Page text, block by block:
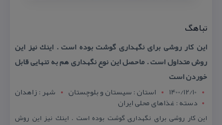
تباهگ
این كار روشی برای نگهداری گوشت بوده است . اینك نیز این
روش متداول است . ماحصل این نوع نگهداری هم به تنهایی قابل
خوردن است
1400/12/10
استان : سيستان و بلوچستان شهر : زاهدان
دسته : غذاهای محلی ایران
این كار روشی برای نگهداری گوشت بوده است . اینك نیز این روش